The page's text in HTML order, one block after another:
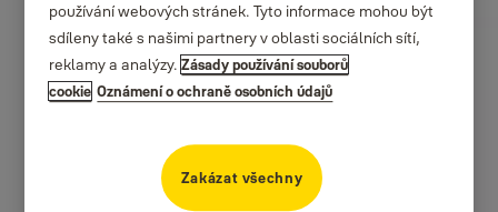
používání webových stránek. Tyto informace mohou být
sdíleny také s našimi partnery v oblasti sociálních sítí,
reklamy a analýzy.Zásady používání souborů
cookie Oznámení o ochraně osobních údajů
Zakázat všechny